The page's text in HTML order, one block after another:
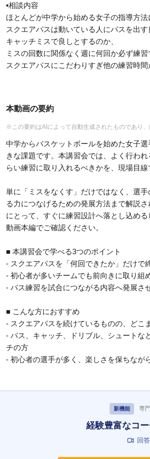
▪️相談内容
ほとんどが中学から始める女子の指導方法
スクエアパスは動いている人にパスを出
キャッチミスで良しとするのか、
ミスの回数に関係なく週に何回か必ず練
スクエアパスにこだわりすぎ他の練習時
本動画の要約
※この要約はAIによって自動生成されたものであり
中学からバスケットボールを始めた女子
きな課題です。本講習会では、よく行わ
らい練習に取り入れるべきかを、現場目線
単に「ミスをなくす」だけではなく、選
る力につなげるための発展方法まで解説
にとって、すぐに練習設計へ落とし込め
動画本編でご確認ください。
■ 本講習会で学べる3つのポイント
- スクエアパスを「何回できたか」だけで
- 初心者が多いチームでも前向きに取り組
- パス練習を試合につながる内容へ発展さ
■ こんな方におすすめ
- スクエアパスを続けているものの、どこ
- パス、キャッチ、ドリブル、シュートな
チの方
- 初心者の選手が多く、楽しさを保ちなが
新機能 専
経験豊富なコ
回